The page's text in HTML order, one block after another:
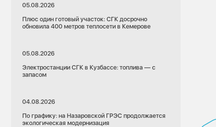
05.08.2026
Плюс один готовый участок: СГК досрочно
обновила 400 метров теплосети в Кемерове
05.08.2026
Электростанции СГК в Кузбассе: топлива — с
запасом
04.08.2026
По графику: на Назаровской ГРЭС продолжается
экологическая модернизация